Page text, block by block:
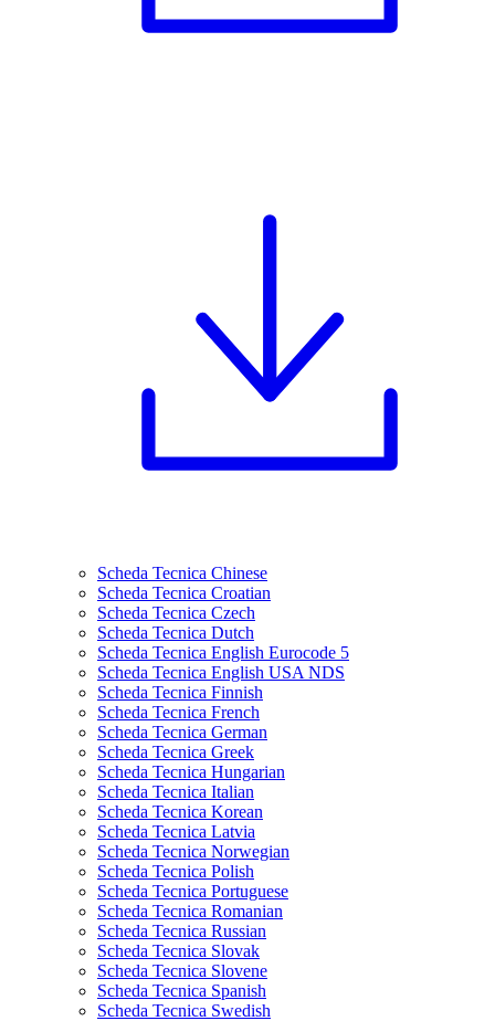
Scheda Tecnica Chinese
Scheda Tecnica Croatian
Scheda Tecnica Czech
Scheda Tecnica Dutch
Scheda Tecnica English Eurocode 5
Scheda Tecnica English USA NDS
Scheda Tecnica Finnish
Scheda Tecnica French
Scheda Tecnica German
Scheda Tecnica Greek
Scheda Tecnica Hungarian
Scheda Tecnica Italian
Scheda Tecnica Korean
Scheda Tecnica Latvia
Scheda Tecnica Norwegian
Scheda Tecnica Polish
Scheda Tecnica Portuguese
Scheda Tecnica Romanian
Scheda Tecnica Russian
Scheda Tecnica Slovak
Scheda Tecnica Slovene
Scheda Tecnica Spanish
Scheda Tecnica Swedish